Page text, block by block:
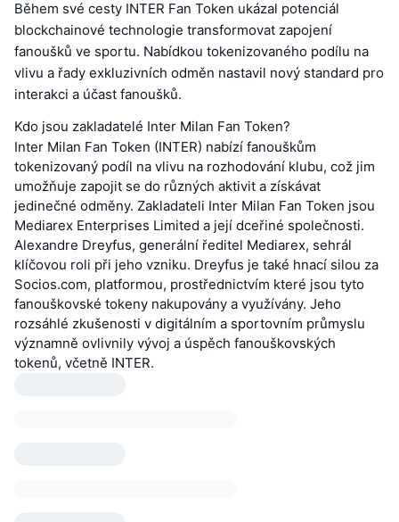
Během své cesty INTER Fan Token ukázal potenciál
blockchainové technologie transformovat zapojení
fanoušků ve sportu. Nabídkou tokenizovaného podílu na
vlivu a řady exkluzivních odměn nastavil nový standard pro
interakci a účast fanoušků.
Kdo jsou zakladatelé Inter Milan Fan Token?
Inter Milan Fan Token (INTER) nabízí fanouškům
tokenizovaný podíl na vlivu na rozhodování klubu, což jim
umožňuje zapojit se do různých aktivit a získávat
jedinečné odměny. Zakladateli Inter Milan Fan Token jsou
Mediarex Enterprises Limited a její dceřiné společnosti.
Alexandre Dreyfus, generální ředitel Mediarex, sehrál
klíčovou roli při jeho vzniku. Dreyfus je také hnací silou za
Socios.com, platformou, prostřednictvím které jsou tyto
fanouškovské tokeny nakupovány a využívány. Jeho
rozsáhlé zkušenosti v digitálním a sportovním průmyslu
významně ovlivnily vývoj a úspěch fanouškovských
tokenů, včetně INTER.